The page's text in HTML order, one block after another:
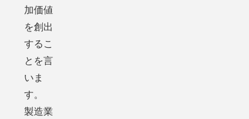
加価値
を創出
するこ
とを言
いま
す。
製造業